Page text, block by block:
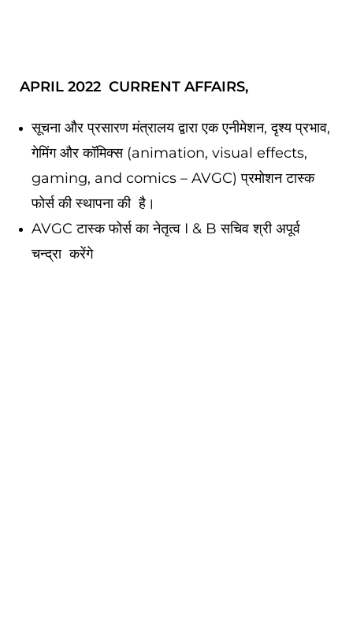
APRIL 2022 CURRENT AFFAIRS,
सूचना और प्रसारण मंत्रालय द्वारा एक एनीमेशन, दृश्य प्रभाव,
गेमिंग और कॉमिक्स (animation, visual effects,
gaming, and comics – AVGC) प्रमोशन टास्क
फोर्स की स्थापना की है।
AVGC टास्क फोर्स का नेतृत्व I & B सचिव श्री अपूर्व
चन्‍द्रा करेंगे